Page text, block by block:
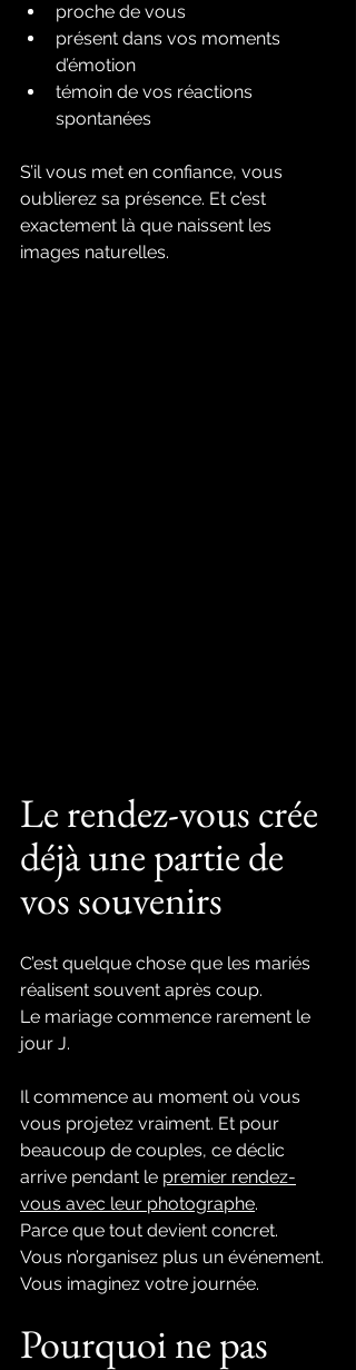
proche de vous
présent dans vos moments
d’émotion
témoin de vos réactions
spontanées
S’il vous met en confiance, vous
oublierez sa présence. Et c’est
exactement là que naissent les
images naturelles.
Le rendez-vous crée
déjà une partie de
vos souvenirs
C’est quelque chose que les mariés
réalisent souvent après coup.
Le mariage commence rarement le
jour J.
Il commence au moment où vous
vous projetez vraiment. Et pour
beaucoup de couples, ce déclic
arrive pendant le premier rendez-
vous avec leur photographe.
Parce que tout devient concret.
Vous n’organisez plus un événement.
Vous imaginez votre journée.
Pourquoi ne pas